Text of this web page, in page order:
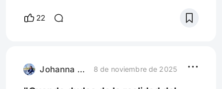
Que hay algo detrás, una estructura
invisible, una rutina que parece demasiado
una revolución del cine de acción y ci
22
Johanna Arellano 8 de noviembre de 2025